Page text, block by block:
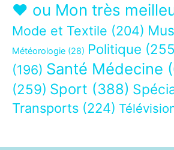
❤ ou Mon très
Mode et Textile (204)
Météorologie (28) Politique
(196) Santé Médecine
(259) Sport (388)
Transports (224)